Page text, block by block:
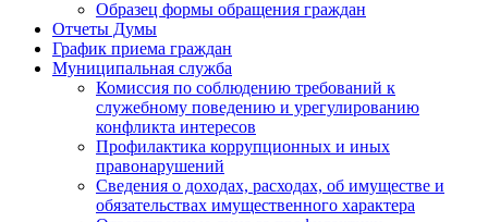
Образец формы обращения граждан
Отчеты Думы
График приема граждан
Муниципальная служба
Комиссия по соблюдению требований к
служебному поведению и урегулированию
конфликта интересов
Профилактика коррупционных и иных
правонарушений
Сведения о доходах, расходах, об имуществе и
обязательствах имущественного характера